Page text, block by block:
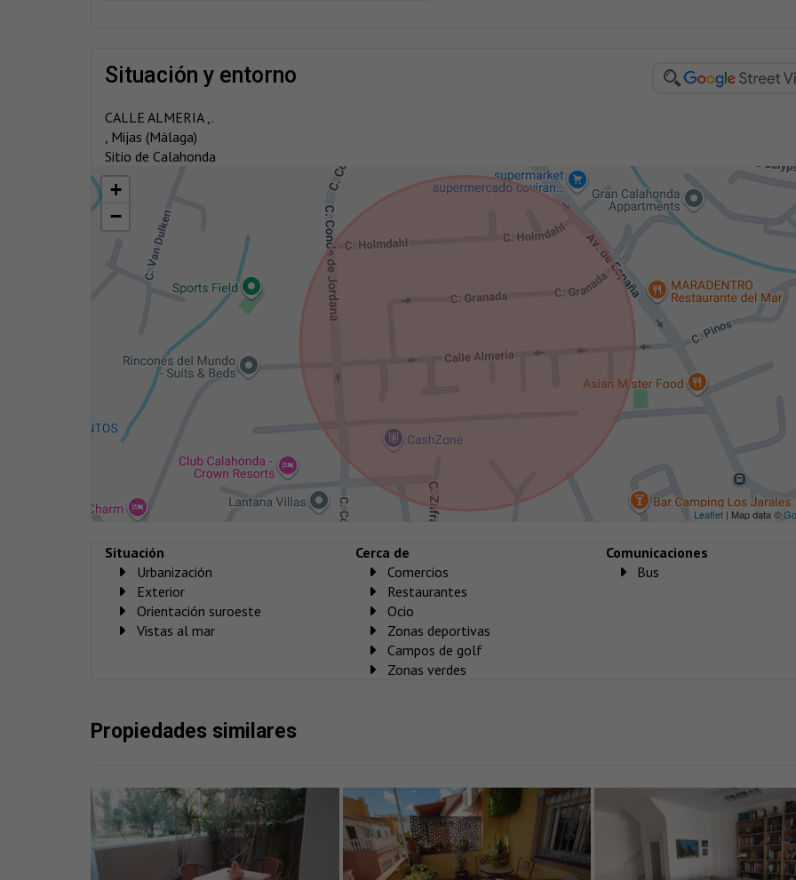
situación y entorno
CALLE ALMERIA ,.
, Mijas (Málaga)
Sitio de Calahonda
+
−
Leaflet| Map data ©
Situación
Urbanización
Exterior
Orientación suroeste
Vistas al mar
Cerca de
Comercios
Restaurantes
Ocio
Zonas deportivas
Campos de golf
Zonas verdes
Comunicaciones
Bus
Propiedades similares